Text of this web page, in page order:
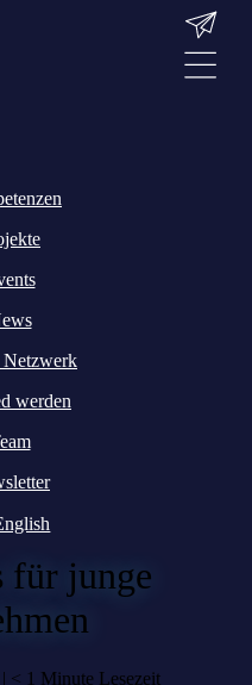
Netzwerk
werden
für junge
| < 1 Minute Lesezeit